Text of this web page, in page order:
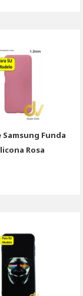
Samsung Funda
Rosa